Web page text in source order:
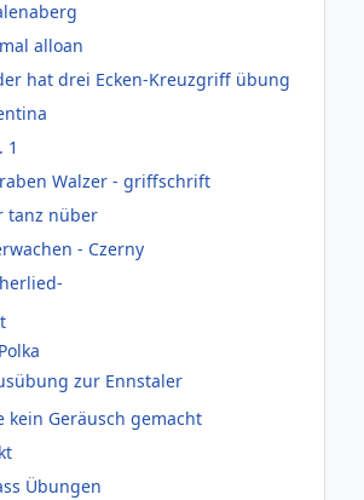
alloan
hat drei Ecken-Kreuzgriff übung
1
Walzer - griffschrift
tanz nüber
- Czerny
zur Ennstaler
kein Geräusch gemacht
Übungen